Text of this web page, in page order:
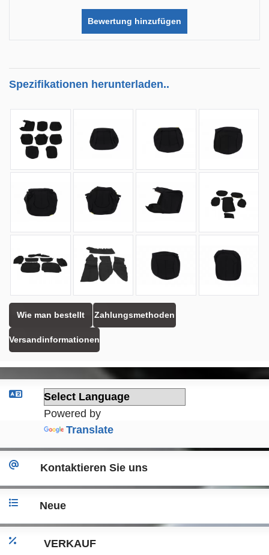
Bewertung hinzufügen
Spezifikationen herunterladen..
Wie man bestellt Zahlungsmethoden
Versandinformationen
Powered by
Translate
Kontaktieren Sie uns
Neue
VERKAUF